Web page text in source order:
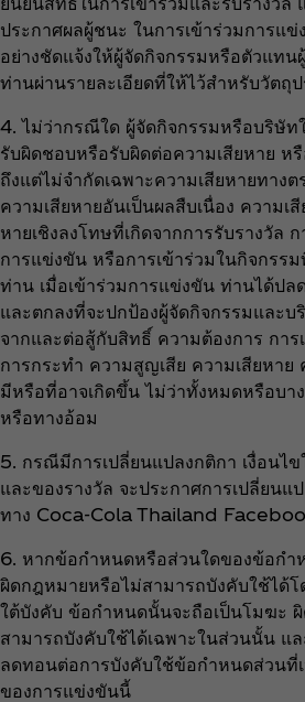
ประกาศผลผู้ชนะ ในการเข้าร่วมการแ
อย่างชัดแจ้งให้ผู้จัดกิจกรรมหรือตัวแท
ท่านผ่านรายละเอียดที่ให้ไว้สำหรับวัตถุ
4. ไม่ว่ากรณีใด ผู้จัดกิจกรรมหรือบริษัท
รับผิดชอบหรือรับผิดต่อความเสียหาย ห
ถึงแต่ไม่จำกัดเฉพาะความเสียหายทาง
ความเสียหายอันเป็นผลสืบเนื่อง ความเ
หายเชิงลงโทษที่เกิดจากการรับรางวัล
การแข่งขัน หรือการเข้าร่วมในกิจกรรม
ท่าน เมื่อเข้าร่วมการแข่งขัน ท่านได้ปล
และตกลงที่จะปกป้องผู้จัดกิจกรรมและบ
จากและต่อสู้กับสิทธิ์ ความต้องการ การ
การกระทำ ความสูญเสีย ความเสียหาย
มีหรือที่อาจเกิดขึ้น ไม่ว่าทั้งหมดหรือบา
หรือทางอ้อม
5. กรณีมีการเปลี่ยนแปลงกติกา เงื่อนไข
และของรางวัล จะประกาศการเปลี่ยนแ
ทาง Coca‑Cola Thailand
6. หากข้อกำหนดหรือส่วนใดของข้อกำ
ผิดกฎหมายหรือไม่สามารถบังคับใช้ได้
ใต้บังคับ ข้อกำหนดนั้นจะถือเป็นโมฆะ
สามารถบังคับใช้ได้เฉพาะในส่วนนั้น แ
ลดทอนต่อการบังคับใช้ข้อกำหนดส่วนที่
ของการแข่งขันนี้